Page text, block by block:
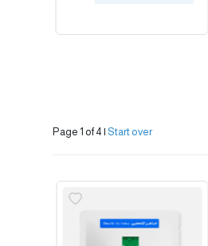
Page 1 of 4 | Start over